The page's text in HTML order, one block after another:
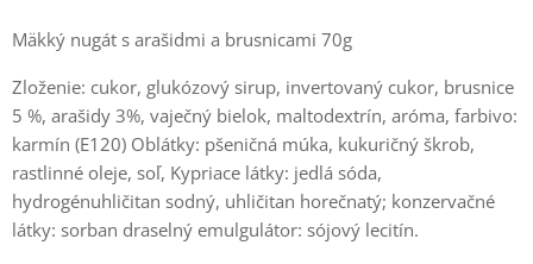
Mäkký nugát s arašidmi a brusnicami 70g
Zloženie: cukor, glukózový sirup, invertovaný cukor, brusnice
5 %, arašidy 3%, vaječný bielok, maltodextrín, aróma, farbivo:
karmín (E120) Oblátky: pšeničná múka, kukuričný škrob,
rastlinné oleje, soľ, Kypriace látky: jedlá sóda,
hydrogénuhličitan sodný, uhličitan horečnatý; konzervačné
látky: sorban draselný emulgulátor: sójový lecitín.